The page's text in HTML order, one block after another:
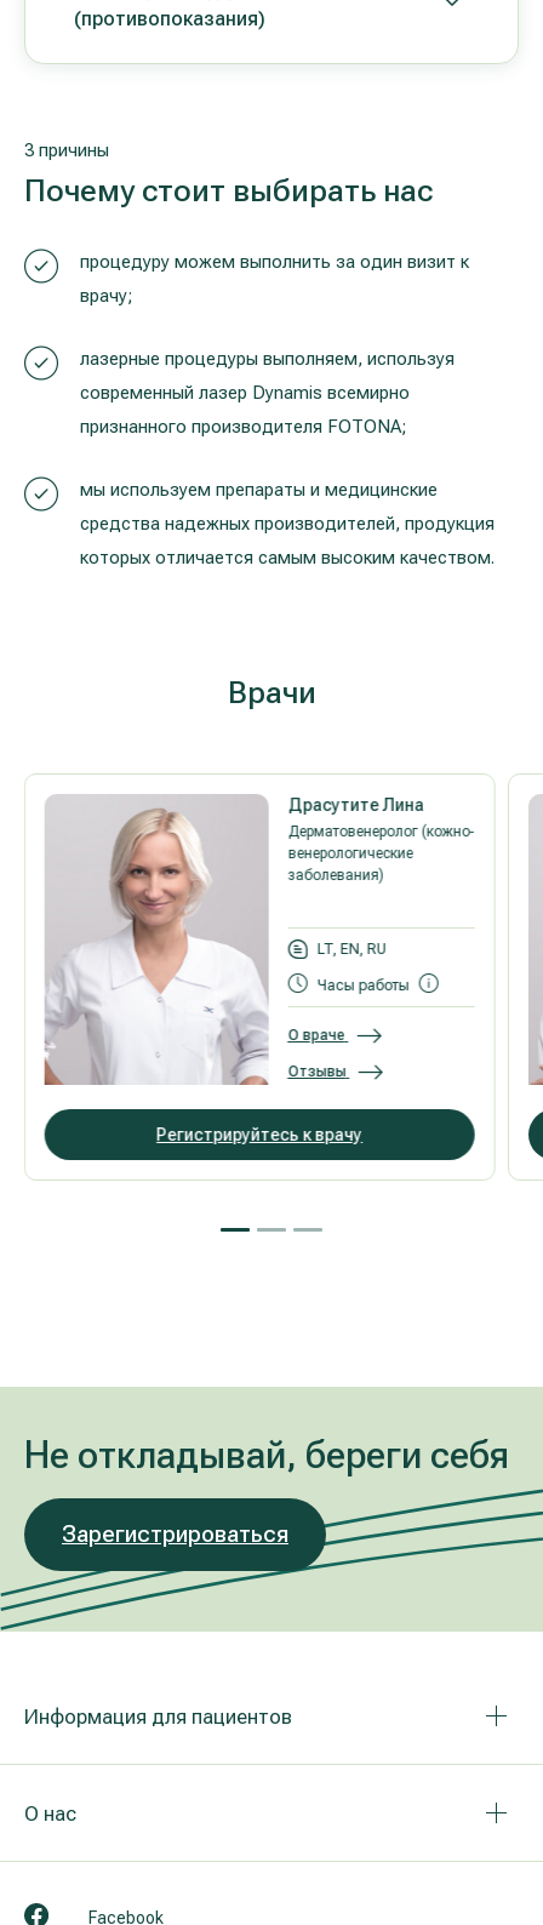
(противопоказания)
3 причины
Почему стоит выбирать нас
процедуру можем выполнить за один визит к
врачу;
лазерные процедуры выполняем, используя
современный лазер Dynamis всемирно
признанного производителя FOTONA;
мы используем препараты и медицинские
средства надежных производителей, продукция
которых отличается самым высоким качеством.
Врачи
Драсутите Лина
Дерматовенеролог (кожно-
венерологические
заболевания)
LT, EN, RU
Часы работы
О враче
Отзывы
Регистрируйтесь к врачу
Не откладывай, береги себя
Зарегистрироваться
Информация для пациентов
О нас
Facebook